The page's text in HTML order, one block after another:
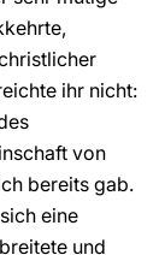
ihr nicht:
von
bereits gab.
eine
und